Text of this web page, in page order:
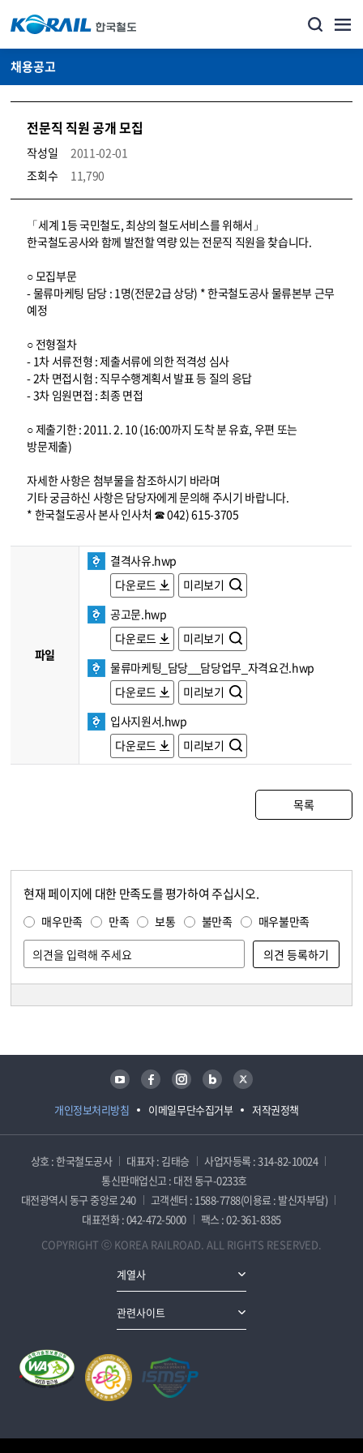
채용공고
전문직 직원 공개 모집
작성일
2011-02-01
조회수
11,790
코레일소개_경영공시_채용공고 상세보기 – 내용, 파일, 담당자 연락처로 구성
「세계 1등 국민철도, 최상의 철도서비스를 위해서」
한국철도공사와 함께 발전할 역량 있는 전문직 직원을 찾습니다.
○ 모집부문
- 물류마케팅 담당 : 1명(전문2급 상당) * 한국철도공사 물류본부 근무
예정
○ 전형절차
- 1차 서류전형 : 제출서류에 의한 적격성 심사
- 2차 면접시험 : 직무수행계획서 발표 등 질의 응답
- 3차 임원면접 : 최종 면접
○ 제출기한 : 2011. 2. 10 (16:00까지 도착 분 유효, 우편 또는
방문제출)
자세한 사항은 첨부물을 참조하시기 바라며
기타 궁금하신 사항은 담당자에게 문의해 주시기 바랍니다.
* 한국철도공사 본사 인사처 ☎ 042) 615-3705
파일
결격사유.hwp
다운로드
미리보기
공고문.hwp
다운로드
미리보기
물류마케팅_담당__담당업무_자격요건.hwp
다운로드
미리보기
입사지원서.hwp
다운로드
미리보기
목록
현재 페이지에 대한 만족도를 평가하여 주십시오.
매우만족 만족 보통 불만족 매우불만족
개인정보처리방침 이메일무단수집거부 저작권정책
유튜브 페이스북 인스타그램 블로그 트위터
상호 : 한국철도공사 대표자 : 김태승
사업자등록 : 314-82-10024
통신판매업신고 : 대전 동구-0233호
대전광역시 동구 중앙로 240
고객센터 : 1588-7788(이용료 : 발신자부담)
대표전화 : 042-472-5000
팩스 : 02-361-8385
COPYRIGHT ⓒ KOREA RAILROAD. ALL RIGHTS RESERVED.
계열사
관련사이트